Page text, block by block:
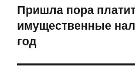
Следующая
запись:
Пришла пора
имущественные
год